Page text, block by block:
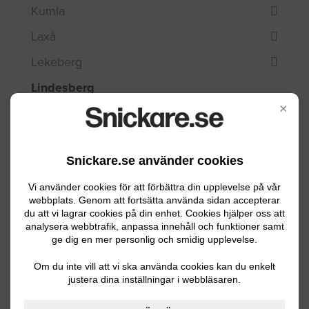
×
Snickare.se använder cookies
Vi använder cookies för att förbättra din upplevelse på vår
webbplats. Genom att fortsätta använda sidan accepterar
du att vi lagrar cookies på din enhet. Cookies hjälper oss att
analysera webbtrafik, anpassa innehåll och funktioner samt
ge dig en mer personlig och smidig upplevelse.
Om du inte vill att vi ska använda cookies kan du enkelt
justera dina inställningar i webbläsaren.
Kumla
Laxå
Lekeberg
Lindesberg
Ljusnarsberg
Örebro
Kommuninformation